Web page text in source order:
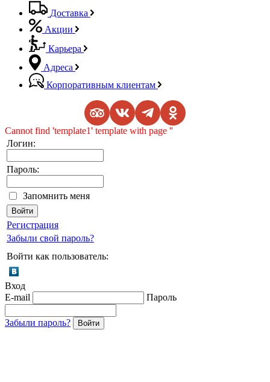
Доставка
Акции
Карьера
Адреса
Корпоративным клиентам
Cannot find 'template1' template with page ''
Логин:
Пароль:
Запомнить меня
Регистрация
Забыли свой пароль?
Войти как пользователь:
Вход
E-mail
Пароль
Забыли пароль? Войти